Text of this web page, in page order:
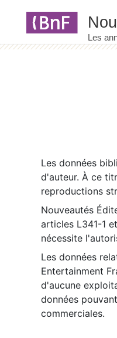
Les données
d'auteur. À ce
reproductions
Nouveautés
articles L341-1
nécessite
Les données
Entertainment
d'aucune
données
commerciales.